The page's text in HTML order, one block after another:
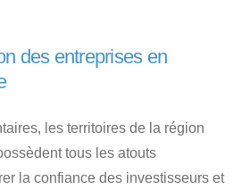
des entreprises en
les territoires de la région
tous les atouts
la confiance des investisseurs et